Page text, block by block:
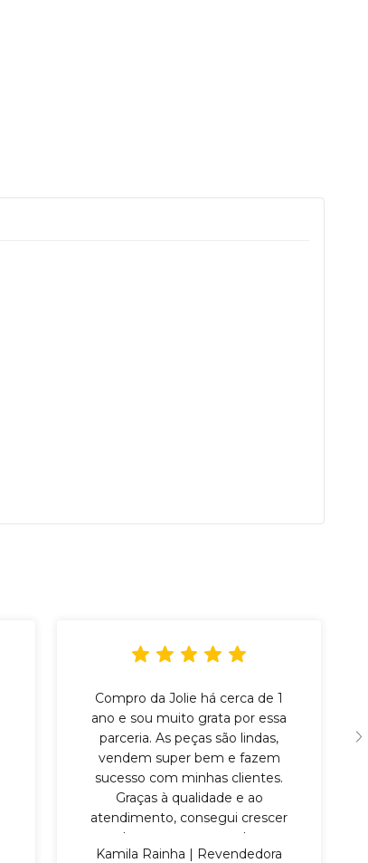
Compro da Jolie há cerca de 1
ano e sou muito grata por essa
parceria. As peças são lindas,
vendem super bem e fazem
sucesso com minhas clientes.
Graças à qualidade e ao
atendimento, consegui crescer
bastante na revenda.
Kamila Rainha | Revendedora